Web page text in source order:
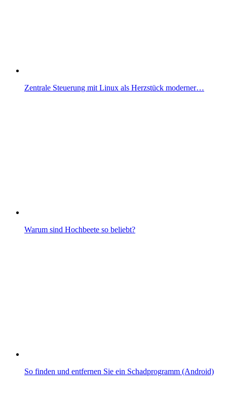
Zentrale Steuerung mit Linux als Herzstück moderner…
Warum sind Hochbeete so beliebt?
So finden und entfernen Sie ein Schadprogramm (Android)